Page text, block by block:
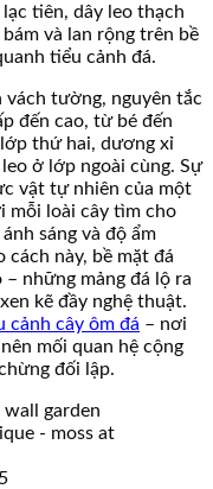
tiên, dây leo thạch
và lan rộng trên bề
tiểu cảnh đá.
vách tường, nguyên tắc
đến cao, từ bé đến
thứ hai, dương xỉ
ở lớp ngoài cùng. Sự
vật tự nhiên của một
mỗi loài cây tìm cho
sáng và độ ẩm
cách này, bề mặt đá
những mảng đá lộ ra
kẽ đầy nghệ thuật.
cảnh cây ôm đá – nơi
mối quan hệ cộng
đối lập.